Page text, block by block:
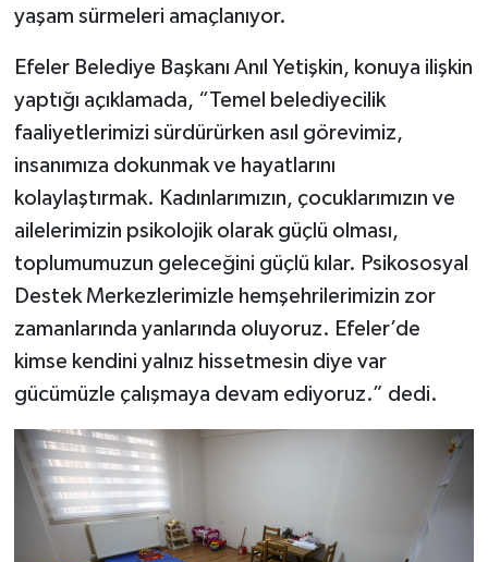
yaşam sürmeleri amaçlanıyor.
Efeler Belediye Başkanı Anıl Yetişkin, konuya ilişkin
yaptığı açıklamada, “Temel belediyecilik
faaliyetlerimizi sürdürürken asıl görevimiz,
insanımıza dokunmak ve hayatlarını
kolaylaştırmak. Kadınlarımızın, çocuklarımızın ve
ailelerimizin psikolojik olarak güçlü olması,
toplumumuzun geleceğini güçlü kılar. Psikososyal
Destek Merkezlerimizle hemşehrilerimizin zor
zamanlarında yanlarında oluyoruz. Efeler’de
kimse kendini yalnız hissetmesin diye var
gücümüzle çalışmaya devam ediyoruz.” dedi.